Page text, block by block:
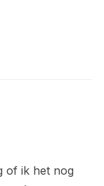
of ik het nog